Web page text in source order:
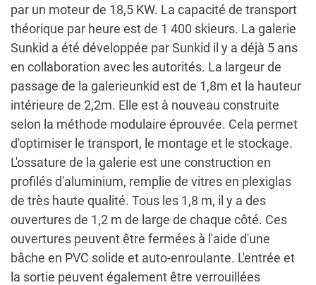
par un moteur de 18,5 KW. La capacité de transport
théorique par heure est de 1 400 skieurs. La galerie
Sunkid a été développée par Sunkid il y a déjà 5 ans
en collaboration avec les autorités. La largeur de
passage de la galerieunkid est de 1,8m et la hauteur
intérieure de 2,2m. Elle est à nouveau construite
selon la méthode modulaire éprouvée. Cela permet
d'optimiser le transport, le montage et le stockage.
L'ossature de la galerie est une construction en
profilés d'aluminium, remplie de vitres en plexiglas
de très haute qualité. Tous les 1,8 m, il y a des
ouvertures de 1,2 m de large de chaque côté. Ces
ouvertures peuvent être fermées à l'aide d'une
bâche en PVC solide et auto-enroulante. L'entrée et
la sortie peuvent également être verrouillées